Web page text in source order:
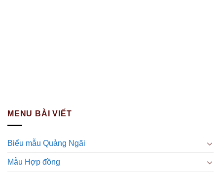
MENU BÀI VIẾT
Biểu mẫu Quảng Ngãi
Mẫu Hợp đồng